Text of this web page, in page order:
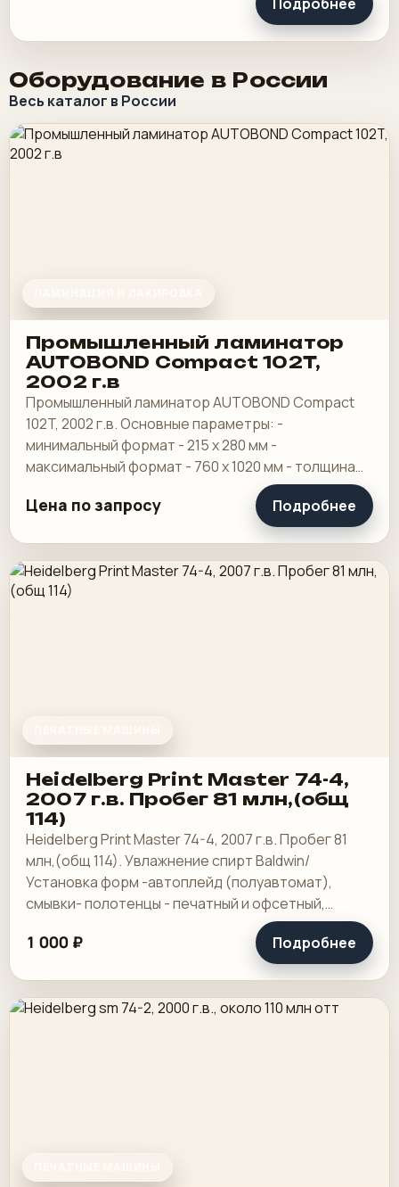
Оборудование в России
Весь каталог в России
Промышленный ламинатор
AUTOBOND Compact 102T,
2002 г.в
Промышленный ламинатор AUTOBOND Compact
102T, 2002 г.в. Основные параметры: -
минимальный формат - 215 х 280 мм -
максимальный формат - 760 х 1020 мм - толщина
пленки - от 20 до 150 мкр - диапазон плотностей
бумаги и.
Цена по запросу Подробнее
Heidelberg Print Master 74-4,
2007 г.в. Пробег 81 млн,(общ
114)
Heidelberg Print Master 74-4, 2007 г.в. Пробег 81
млн,(общ 114). Увлажнение спирт Baldwin/
Установка форм -автоплейд (полуавтомат),
смывки- полотенцы - печатный и офсетный,
выносной пульт ClassicCenter -PM74 - краски и.
1 000 ₽ Подробнее